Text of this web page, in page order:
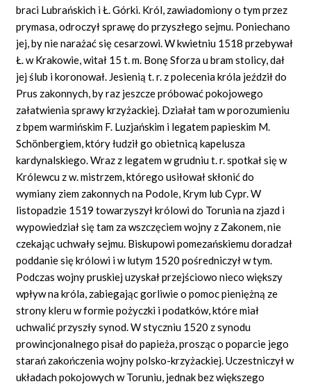
braci Lubrańskich i Ł. Górki. Król, zawiadomiony o tym przez
prymasa, odroczył sprawę do przyszłego sejmu. Poniechano
jej, by nie narażać się cesarzowi. W kwietniu 1518 przebywał
Ł. w Krakowie, witał 15 t. m. Bonę Sforza u bram stolicy, dał
jej ślub i koronował. Jesienią t. r. z polecenia króla jeździł do
Prus zakonnych, by raz jeszcze próbować pokojowego
załatwienia sprawy krzyżackiej. Działał tam w porozumieniu
z bpem warmińskim F. Luzjańskim i legatem papieskim M.
Schönbergiem, który łudził go obietnicą kapelusza
kardynalskiego. Wraz z legatem w grudniu t. r. spotkał się w
Królewcu z w. mistrzem, którego usiłował skłonić do
wymiany ziem zakonnych na Podole, Krym lub Cypr. W
listopadzie 1519 towarzyszył królowi do Torunia na zjazd i
wypowiedział się tam za wszczęciem wojny z Zakonem, nie
czekając uchwały sejmu. Biskupowi pomezańskiemu doradzał
poddanie się królowi i w lutym 1520 pośredniczył w tym.
Podczas wojny pruskiej uzyskał przejściowo nieco większy
wpływ na króla, zabiegając gorliwie o pomoc pieniężną ze
strony kleru w formie pożyczki i podatków, które miał
uchwalić przyszły synod. W styczniu 1520 z synodu
prowincjonalnego pisał do papieża, prosząc o poparcie jego
starań zakończenia wojny polsko-krzyżackiej. Uczestniczył w
układach pokojowych w Toruniu, jednak bez większego